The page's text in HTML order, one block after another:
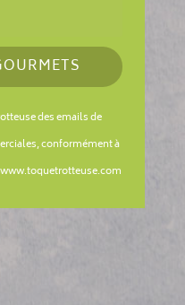
des emails de
conformément à